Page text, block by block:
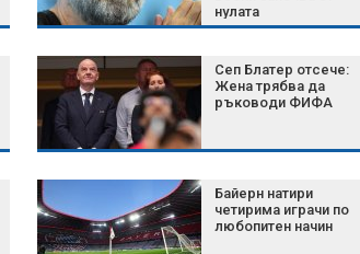
нулата
Сеп Блатер отсече:
Жена трябва да
ръководи ФИФА
Байерн натири
четирима играчи по
любопитен начин
възможности и важни
решения за зодиите
Белият дом избра
затворените AI
Шум, бетон и жеги: Как
животните се
променят, за да